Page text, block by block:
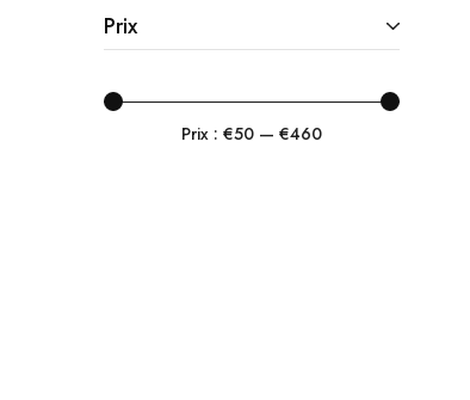
Prix
Prix : €50— €460